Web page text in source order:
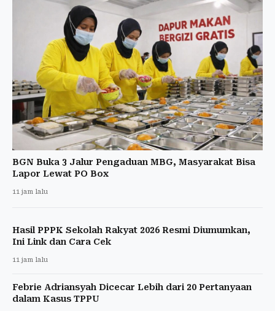
BGN Buka 3 Jalur Pengaduan MBG, Masyarakat Bisa
Lapor Lewat PO Box
11 jam lalu
Hasil PPPK Sekolah Rakyat 2026 Resmi Diumumkan,
Ini Link dan Cara Cek
11 jam lalu
Febrie Adriansyah Dicecar Lebih dari 20 Pertanyaan
dalam Kasus TPPU